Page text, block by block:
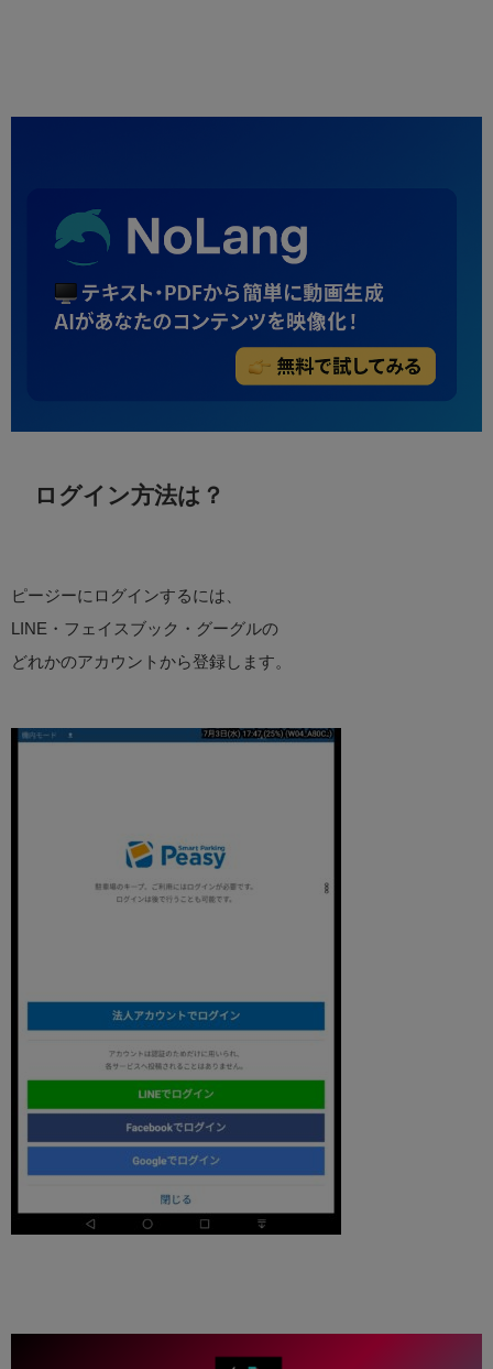
ログイン方法は？
ピージーにログインするには、
LINE・フェイスブック・グーグルの
どれかのアカウントから登録します。